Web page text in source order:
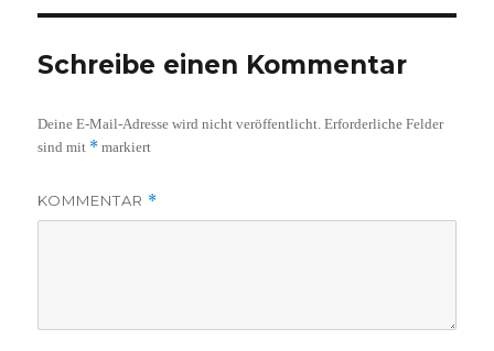
Schreibe einen Kommentar
Deine E-Mail-Adresse wird nicht veröffentlicht. Erforderliche Felder
sind mit * markiert
KOMMENTAR *